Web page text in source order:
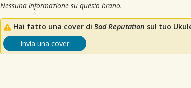
Nessuna informazione su questo brano.
Hai fatto una cover di Bad Reputation sul tuo
Invia una cover